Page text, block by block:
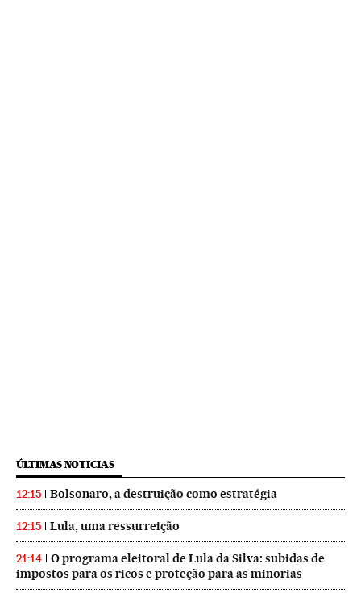
ÚLTIMAS NOTICIAS
12:15 Bolsonaro, a destruição como estratégia
12:15 Lula, uma ressurreição
21:14
O programa eleitoral de Lula da Silva: subidas de
impostos para os ricos e proteção para as minorias